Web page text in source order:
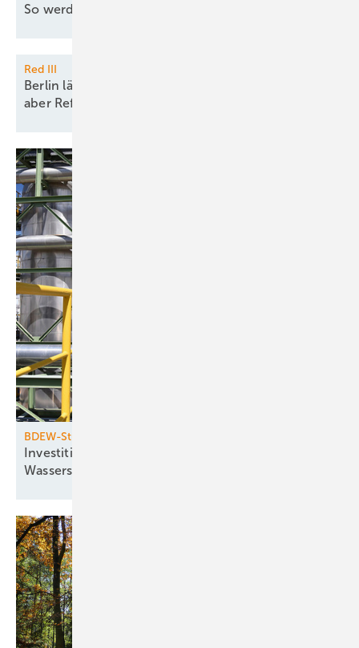
So werden Europas H2-Lkw
Red III
Berlin lässt schnelle Meereswindparks zu, vergisst
aber Reform
BDEW-Studie
Investitionshemmnisse blockieren
­Wasserstoffhochlauf